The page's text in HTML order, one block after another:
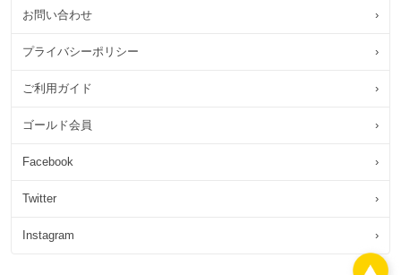
お問い合わせ ›
プライバシーポリシー ›
ご利用ガイド ›
ゴールド会員 ›
Facebook ›
Twitter ›
Instagram ›